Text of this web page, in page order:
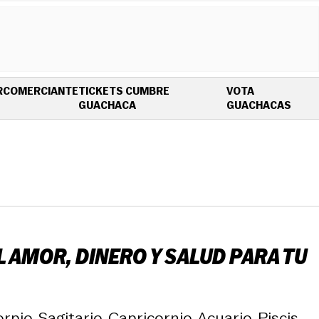
COMERCIANTETICKETS CUMBRE
GUACHACAOPENS IN NEW WINDOW
VOTA
GUACHACAS
DINERO Y SALUD PARA TU